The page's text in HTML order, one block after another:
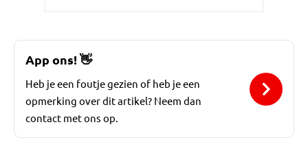
App ons!👋
Heb je een foutje gezien of heb je een
opmerking over dit artikel? Neem dan
contact met ons op.